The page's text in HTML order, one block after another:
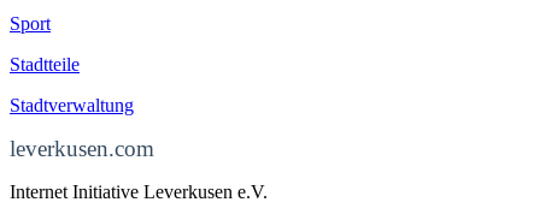
Sport
Stadtteile
Stadtverwaltung
leverkusen.com
Internet Initiative Leverkusen e.V.